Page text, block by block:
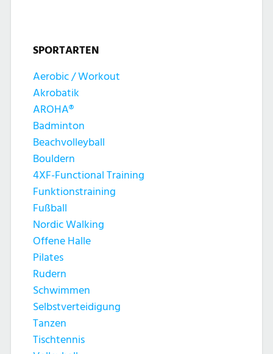
SPORTARTEN
Aerobic / Workout
Akrobatik
AROHA®
Badminton
Beachvolleyball
Bouldern
4XF-Functional Training
Funktionstraining
Fußball
Nordic Walking
Offene Halle
Pilates
Rudern
Schwimmen
Selbstverteidigung
Tanzen
Tischtennis